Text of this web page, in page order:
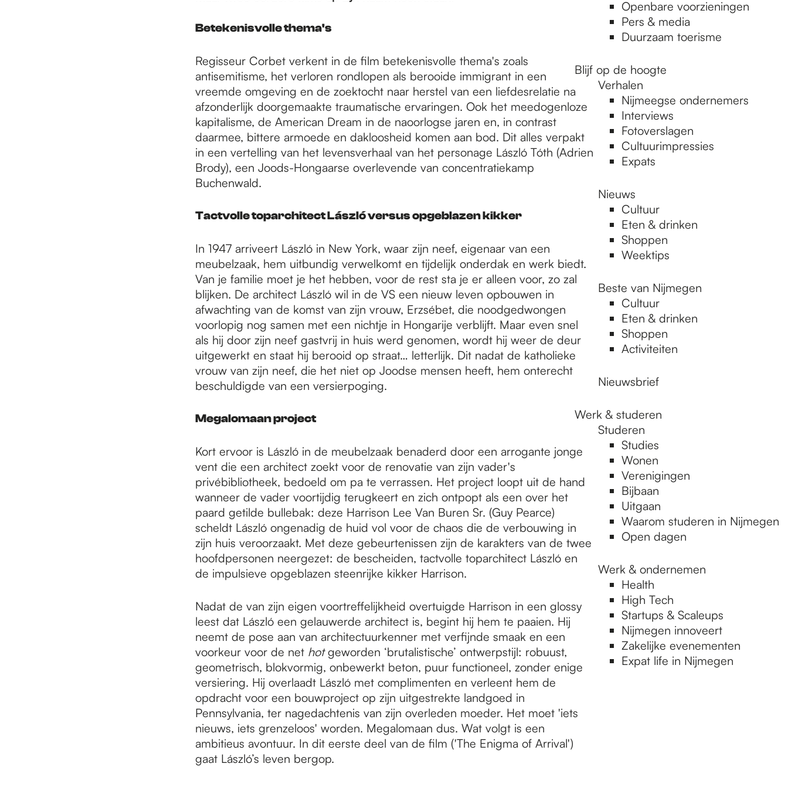
Openbare voorzieningen
Pers & media
Duurzaam toerisme
Blijf op de hoogte
Verhalen
Nijmeegse ondernemers
Interviews
Fotoverslagen
Cultuurimpressies
Expats
Nieuws
Cultuur
Eten & drinken
Shoppen
Weektips
Beste van Nijmegen
Cultuur
Eten & drinken
Shoppen
Activiteiten
Nieuwsbrief
Werk & studeren
Studeren
Studies
Wonen
Verenigingen
Bijbaan
Uitgaan
Waarom studeren in Nijmegen
Open dagen
Werk & ondernemen
Health
High Tech
Startups & Scaleups
Nijmegen innoveert
Zakelijke evenementen
Expat life in Nijmegen
Betekenisvolle thema's
Regisseur Corbet verkent in de film betekenisvolle thema's zoals
antisemitisme, het verloren rondlopen als berooide immigrant in een
vreemde omgeving en de zoektocht naar herstel van een liefdesrelatie na
afzonderlijk doorgemaakte traumatische ervaringen. Ook het meedogenloze
kapitalisme, de American Dream in de naoorlogse jaren en, in contrast
daarmee, bittere armoede en dakloosheid komen aan bod. Dit alles verpakt
in een vertelling van het levensverhaal van het personage László Tóth (Adrien
Brody), een Joods-Hongaarse overlevende van concentratiekamp
Buchenwald.
Tactvolle toparchitect László versus opgeblazen kikker
In 1947 arriveert László in New York, waar zijn neef, eigenaar van een
meubelzaak, hem uitbundig verwelkomt en tijdelijk onderdak en werk biedt.
Van je familie moet je het hebben, voor de rest sta je er alleen voor, zo zal
blijken. De architect László wil in de VS een nieuw leven opbouwen in
afwachting van de komst van zijn vrouw, Erzsébet, die noodgedwongen
voorlopig nog samen met een nichtje in Hongarije verblijft. Maar even snel
als hij door zijn neef gastvrij in huis werd genomen, wordt hij weer de deur
uitgewerkt en staat hij berooid op straat… letterlijk. Dit nadat de katholieke
vrouw van zijn neef, die het niet op Joodse mensen heeft, hem onterecht
beschuldigde van een versierpoging.
Megalomaan project
Kort ervoor is László in de meubelzaak benaderd door een arrogante jonge
vent die een architect zoekt voor de renovatie van zijn vader's
privébibliotheek, bedoeld om pa te verrassen. Het project loopt uit de hand
wanneer de vader voortijdig terugkeert en zich ontpopt als een over het
paard getilde bullebak: deze Harrison Lee Van Buren Sr. (Guy Pearce)
scheldt László ongenadig de huid vol voor de chaos die de verbouwing in
zijn huis veroorzaakt. Met deze gebeurtenissen zijn de karakters van de twee
hoofdpersonen neergezet: de bescheiden, tactvolle toparchitect László en
de impulsieve opgeblazen steenrijke kikker Harrison.
Nadat de van zijn eigen voortreffelijkheid overtuigde Harrison in een glossy
leest dat László een gelauwerde architect is, begint hij hem te paaien. Hij
neemt de pose aan van architectuurkenner met verfijnde smaak en een
voorkeur voor de net hotgeworden ‘brutalistische’ ontwerpstijl: robuust,
geometrisch, blokvormig, onbewerkt beton, puur functioneel, zonder enige
versiering. Hij overlaadt László met complimenten en verleent hem de
opdracht voor een bouwproject op zijn uitgestrekte landgoed in
Pennsylvania, ter nagedachtenis van zijn overleden moeder. Het moet 'iets
nieuws, iets grenzeloos' worden. Megalomaan dus. Wat volgt is een
ambitieus avontuur. In dit eerste deel van de film ('The Enigma of Arrival')
gaat László’s leven bergop.